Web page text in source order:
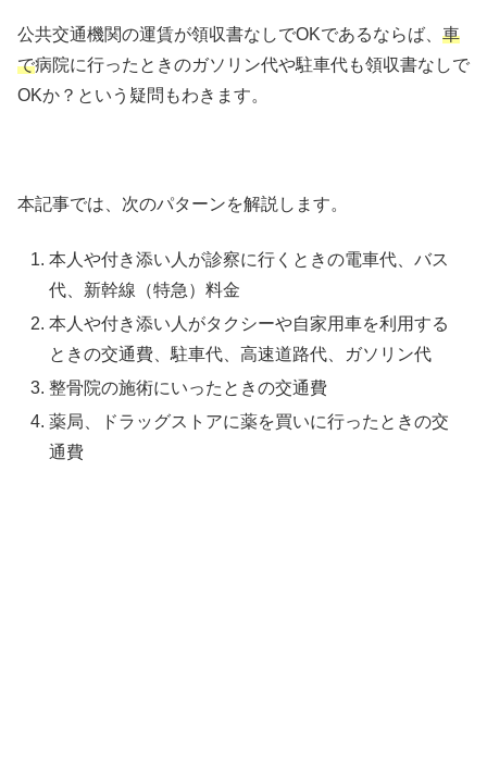
公共交通機関の運賃が領収書なしでOKであるならば、 車
で病院に行ったときのガソリン代や駐車代も領収書なしで
OKか？という疑問もわきます。
本記事では、次のパターンを解説します。
本人や付き添い人が診察に行くときの電車代、バス
代、新幹線（特急）料金
本人や付き添い人がタクシーや自家用車を利用する
ときの交通費、駐車代、高速道路代、ガソリン代
整骨院の施術にいったときの交通費
薬局、ドラッグストアに薬を買いに行ったときの交
通費